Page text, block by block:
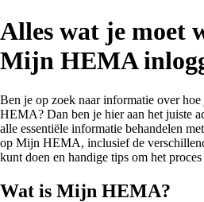
Alles wat je moet
Mijn HEMA
Ben je op zoek naar informatie over
HEMA? Dan ben je hier aan het juiste
alle essentiële informatie behandelen
op Mijn HEMA, inclusief de
kunt doen en handige tips om het
Wat is Mijn HEMA?